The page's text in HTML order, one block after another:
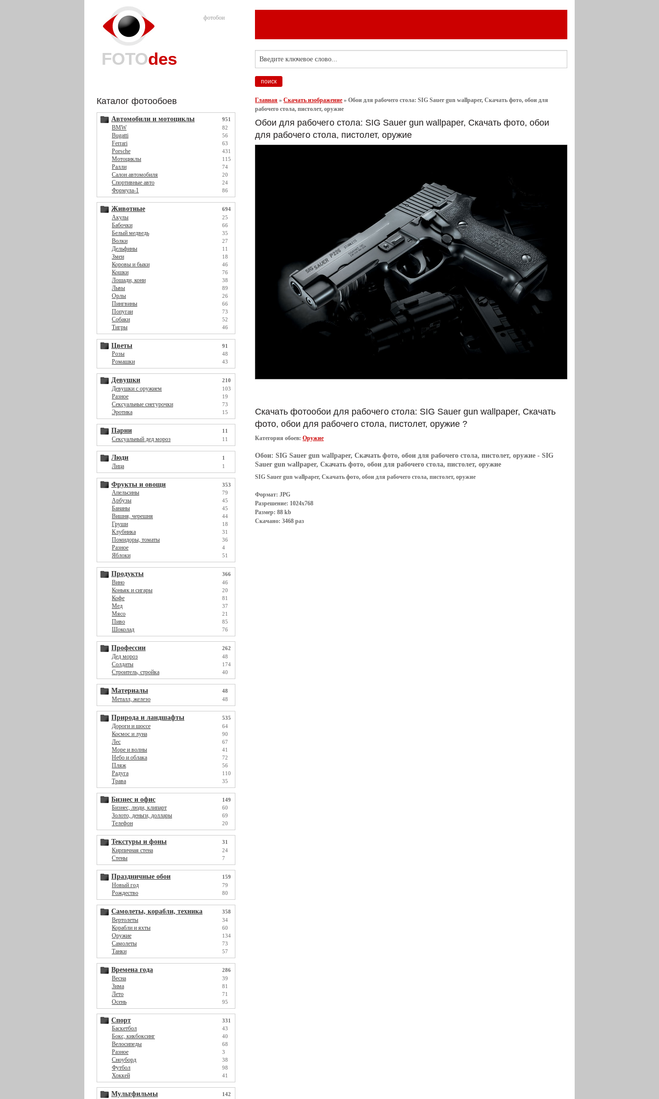
фотобои
FOTOdes
Каталог фотообоев
Автомобили и мотоциклы 951
BMW 82
Bugatti 56
Ferrari 63
Porsche 431
Мотоциклы 115
Ралли 74
Салон автомобиля 20
Спортивные авто 24
Формула-1 86
Животные 694
Акулы 25
Бабочки 66
Белый медведь 35
Волки 27
Дельфины 11
Змеи 18
Коровы и быки 46
Кошки 76
Лошади, кони 38
Львы 89
Орлы 26
Пингвины 66
Попугаи 73
Собаки 52
Тигры 46
Цветы 91
Розы 48
Ромашки 43
Девушки 210
Девушки с оружием 103
Разное 19
Сексуальные снегурочки 73
Эротика 15
Парни 11
Сексуальный дед мороз 11
Люди 1
Лица 1
Фрукты и овощи 353
Апельсины 79
Арбузы 45
Бананы 45
Вишня, черешня 44
Груши 18
Клубника 31
Помидоры, томаты 36
Разное 4
Яблоки 51
Продукты 366
Вино 46
Коньяк и сигары 20
Кофе 81
Мед 37
Мясо 21
Пиво 85
Шоколад 76
Профессии 262
Дед мороз 48
Солдаты 174
Строитель, стройка 40
Материалы 48
Металл, железо 48
Природа и ландшафты 535
Дороги и шоссе 64
Космос и луна 90
Лес 67
Море и волны 41
Небо и облака 72
Пляж 56
Радуга 110
Трава 35
Бизнес и офис 149
Бизнес, люди, клипарт 60
Золото, деньги, доллары 69
Телефон 20
Текстуры и фоны 31
Кирпичная стена 24
Стены 7
Праздничные обои 159
Новый год 79
Рождество 80
Самолеты, корабли, техника 358
Вертолеты 34
Корабли и яхты 60
Оружие 134
Самолеты 73
Танки 57
Времена года 286
Весна 39
Зима 81
Лето 71
Осень 95
Спорт 331
Баскетбол 43
Бокс, кикбоксинг 40
Велосипеды 68
Разное 3
Сноуборд 38
Футбол 98
Хоккей 41
Мультфильмы 142
Главная »Скачать изображение »Обои для рабочего стола: SIG Sauer gun wallpaper, Скачать фото, обои для
рабочего стола, пистолет, оружие
Обои для рабочего стола: SIG Sauer gun wallpaper, Скачать фото, обои
для рабочего стола, пистолет, оружие
Скачать фотообои для рабочего стола: SIG Sauer gun wallpaper, Скачать
фото, обои для рабочего стола, пистолет, оружие ?
Категория обоев:Оружие
Обои:SIG Sauer gun wallpaper, Скачать фото, обои для рабочего стола, пистолет, оружие - SIG
Sauer gun wallpaper, Скачать фото, обои для рабочего стола, пистолет, оружие
SIG Sauer gun wallpaper, Скачать фото, обои для рабочего стола, пистолет, оружие
Формат: JPG
Разрешение: 1024x768
Размер: 88 kb
Скачано: 3468 раз